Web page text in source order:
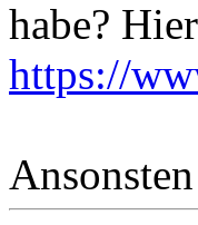
habe?
https://